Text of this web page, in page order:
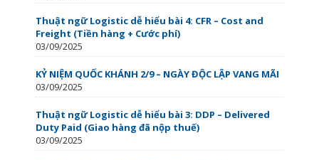
Thuật ngữ Logistic dễ hiểu bài 4: CFR – Cost and
Freight (Tiền hàng + Cước phí)
03/09/2025
KỶ NIỆM QUỐC KHÁNH 2/9 – NGÀY ĐỘC LẬP VANG MÃI
03/09/2025
Thuật ngữ Logistic dễ hiểu bài 3: DDP – Delivered
Duty Paid (Giao hàng đã nộp thuế)
03/09/2025